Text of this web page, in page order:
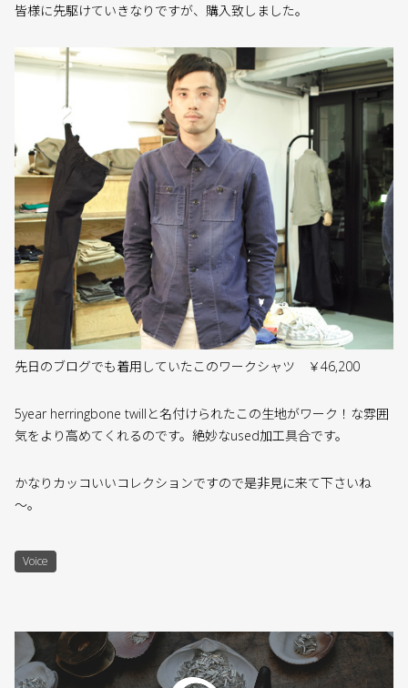
皆様に先駆けていきなりですが、購入致しました。
先日のブログでも着用していたこのワークシャツ ￥46,200
5year herringbone twillと名付けられたこの生地がワーク！な雰囲
気をより高めてくれるのです。絶妙なused加工具合です。
かなりカッコいいコレクションですので是非見に来て下さいね
～。
Voice